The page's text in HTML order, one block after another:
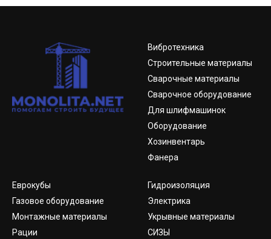
Вибротехника
Строительные материалы
Сварочные материалы
Сварочное оборудование
Для шлифмашинок
Оборудование
Хозинвентарь
Фанера
Еврокубы
Газовое оборудование
Монтажные материалы
Рации
Гидроизоляция
Электрика
Укрывные материалы
СИЗЫ